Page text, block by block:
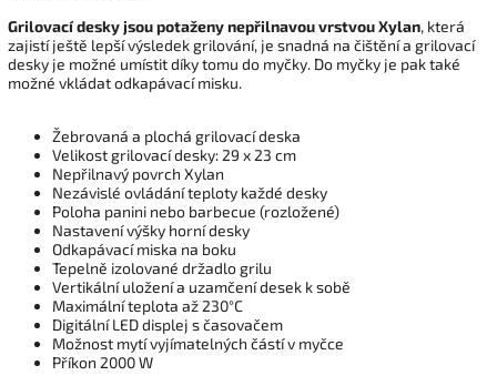
Grilovací desky jsou potaženy nepřilnavou vrstvou Xylan, která
zajistí ještě lepší výsledek grilování, je snadná na čištění a grilovací
desky je možné umístit díky tomu do myčky. Do myčky je pak také
možné vkládat odkapávací misku.
Žebrovaná a plochá grilovací deska
Velikost grilovací desky: 29 x 23 cm
Nepřilnavý povrch Xylan
Nezávislé ovládání teploty každé desky
Poloha panini nebo barbecue (rozložené)
Nastavení výšky horní desky
Odkapávací miska na boku
Tepelně izolované držadlo grilu
Vertikální uložení a uzamčení desek k sobě
Maximální teplota až 230°C
Digitální LED displej s časovačem
Možnost mytí vyjímatelných částí v myčce
Příkon 2000 W